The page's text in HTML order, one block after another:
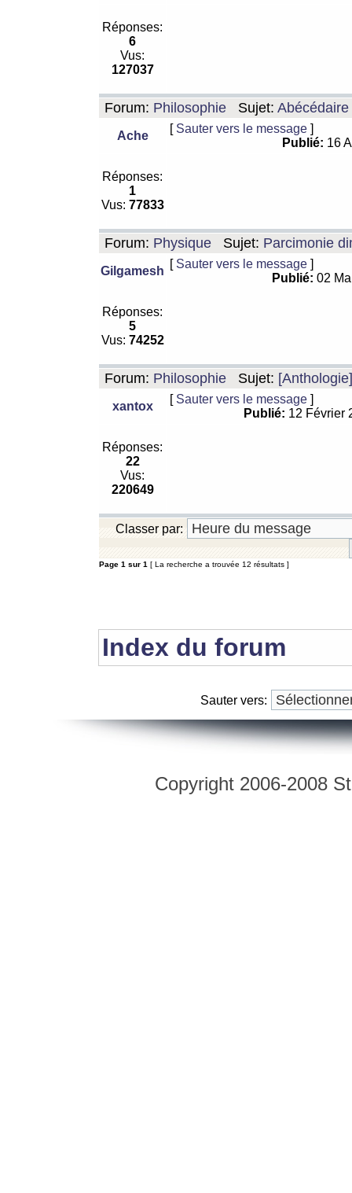
Réponses:
6
Vus:
127037
Forum: Philosophie Sujet: Abécédaire
Ache
[ Sauter vers le message ]
Publié: 16
Réponses:
1
Vus: 77833
Forum: Physique Sujet: Parcimonie
Gilgamesh
[ Sauter vers le message ]
Publié: 02
Réponses:
5
Vus: 74252
Forum: Philosophie Sujet:
xantox
[ Sauter vers le message ]
Publié: 12 Février
Réponses:
22
Vus:
220649
Classer par:
Page 1 sur 1 [ La recherche a trouvée 12 résultats ]
Index du forum
Sauter vers:
Copyright 2006-2008